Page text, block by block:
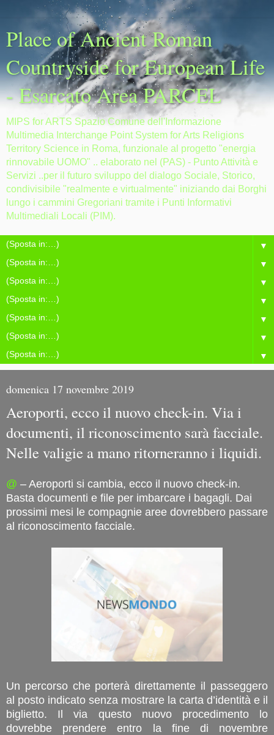
Place of Ancient Roman
Countryside for European Life
- Esarcato Area PARCEL
MIPS for ARTS Spazio Comune dell'Informazione
Multimedia Interchange Point System for Arts Religions
Territory Science in Roma, funzionale al progetto "energia
rinnovabile UOMO" .. elaborato nel (PAS) - Punto Attività e
Servizi ..per il futuro sviluppo del dialogo Sociale, Storico,
condivisibile "realmente e virtualmente" iniziando dai Borghi
lungo i cammini Gregoriani tramite i Punti Informativi
Multimediali Locali (PIM).
▼
▼
▼
▼
▼
▼
▼
domenica 17 novembre 2019
Aeroporti, ecco il nuovo check-in. Via i
documenti, il riconoscimento sarà facciale.
Nelle valigie a mano ritorneranno i liquidi.
@ – Aeroporti si cambia, ecco il nuovo check-in.
Basta documenti e file per imbarcare i bagagli. Dai
prossimi mesi le compagnie aree dovrebbero passare
al riconoscimento facciale.
Un percorso che porterà direttamente il passeggero
al posto indicato senza mostrare la carta d’identità e il
biglietto. Il via questo nuovo procedimento lo
dovrebbe prendere entro la fine di novembre